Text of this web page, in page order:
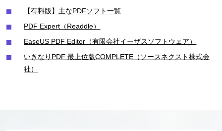
【有料版】主なPDFソフト一覧
PDF Expert（Readdle）
EaseUS PDF Editor（有限会社イーザスソフトウェア）
いきなりPDF 最上位版COMPLETE（ソースネクスト株式会
社）